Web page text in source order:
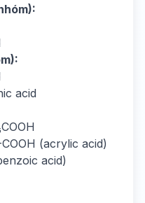
acid
(acrylic acid)
acid)